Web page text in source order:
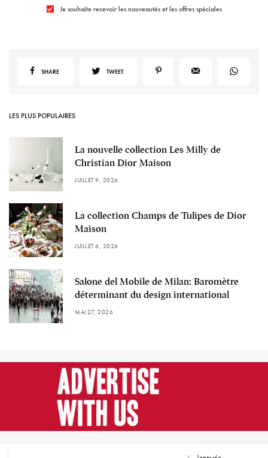
Je souhaite recevoir les nouveautés et les offres spéciales
SHARE TWEET
LES PLUS POPULAIRES
La nouvelle collection Les Milly de
Christian Dior Maison
JUILLET 9, 2026
La collection Champs de Tulipes de Dior
Maison
JUILLET 6, 2026
Salone del Mobile de Milan: Baromètre
déterminant du design international
MAI 27, 2026